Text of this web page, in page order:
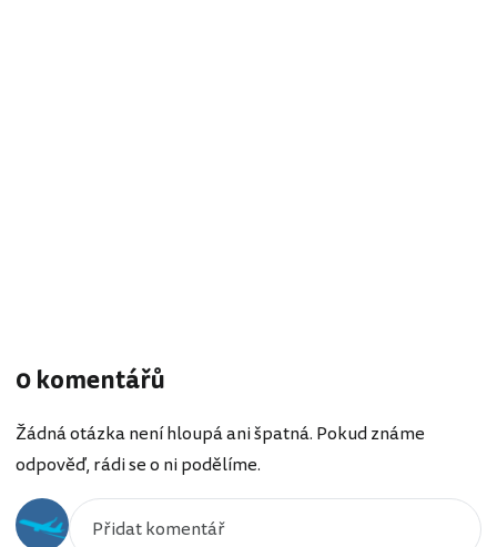
0 komentářů
Žádná otázka není hloupá ani špatná. Pokud známe
odpověď, rádi se o ni podělíme.